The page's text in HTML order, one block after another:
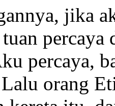
jika
percaya
percaya,
Lalu orang